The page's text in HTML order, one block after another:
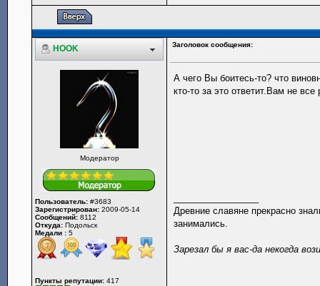
HOOK Заголовок сообщения:
Модератор
Пользователь: #3683
Зарегистрирован: 2009-05-14
Сообщений: 8112
Откуда: Подольск
Медали : 5
Пункты репутации: 417
А чего Вы боитесь-то? что
кто-то за это ответит.Вам не
Древние славяне прекрасно
занимались.
Зарезал бы я вас-да некогда